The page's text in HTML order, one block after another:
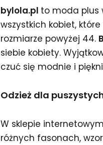
bylola.pl to moda plus
wszystkich kobiet,
rozmiarze powyżej 44.
siebie kobiety.
czuć się modnie i
Odzież dla
W sklepie internetowym
różnych fasonach,